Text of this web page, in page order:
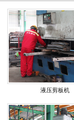
液压剪板机